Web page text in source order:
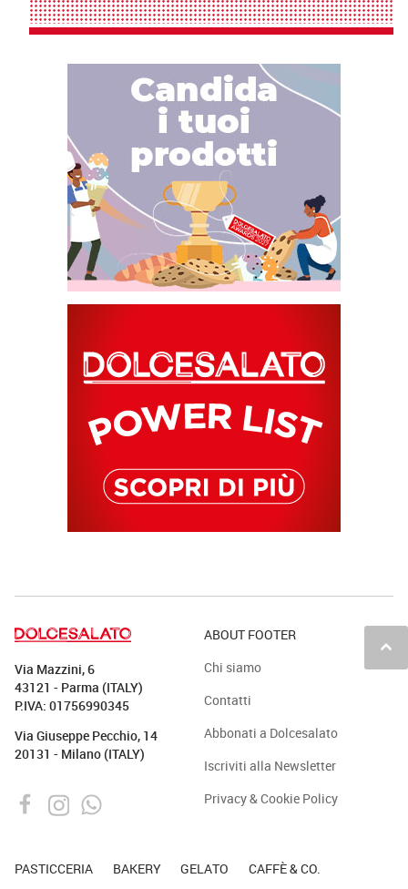
keyboard_arrow_up
Via Mazzini, 6
43121 - Parma (ITALY)
P.IVA: 01756990345
Via Giuseppe Pecchio, 14
20131 - Milano (ITALY)
ABOUT FOOTER
Chi siamo
Contatti
Abbonati a Dolcesalato
Iscriviti alla Newsletter
Privacy & Cookie Policy
PASTICCERIA BAKERY GELATO CAFFÈ & CO.